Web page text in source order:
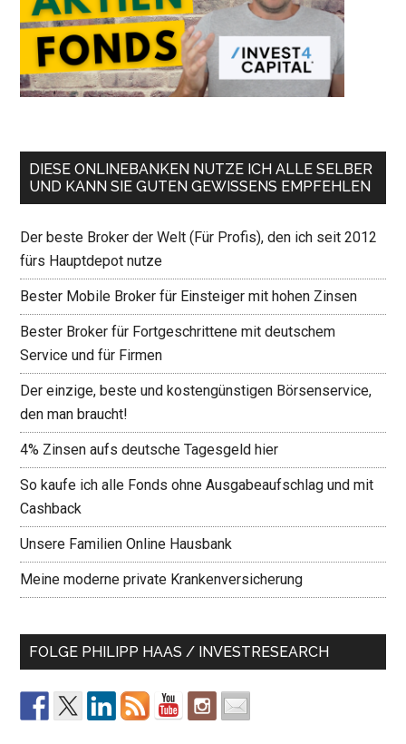
DIESE ONLINEBANKEN NUTZE ICH ALLE SELBER
UND KANN SIE GUTEN GEWISSENS EMPFEHLEN
Der beste Broker der Welt (Für Profis), den ich seit 2012
fürs Hauptdepot nutze
Bester Mobile Broker für Einsteiger mit hohen Zinsen
Bester Broker für Fortgeschrittene mit deutschem
Service und für Firmen
Der einzige, beste und kostengünstigen Börsenservice,
den man braucht!
4% Zinsen aufs deutsche Tagesgeld hier
So kaufe ich alle Fonds ohne Ausgabeaufschlag und mit
Cashback
Unsere Familien Online Hausbank
Meine moderne private Krankenversicherung
FOLGE PHILIPP HAAS / INVESTRESEARCH